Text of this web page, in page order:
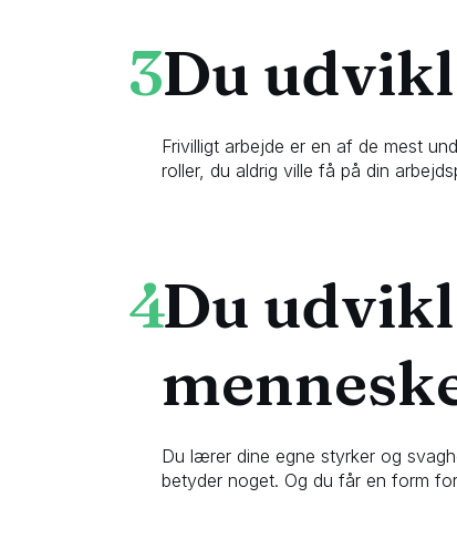
3Du
Frivilligt arbejde er en af de mest
roller, du aldrig ville få på din
4Du
Du lærer dine egne styrker og
betyder noget. Og du får en form